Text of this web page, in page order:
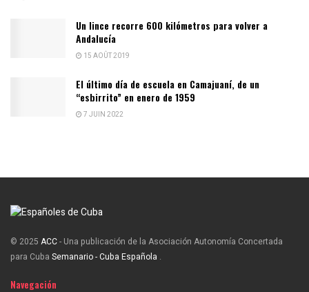
Un lince recorre 600 kilómetros para volver a
Andalucía
15 AOÛT 2019
El último día de escuela en Camajuaní, de un
“esbirrito” en enero de 1959
7 JUIN 2022
© 2025 ACC- Una publicación de la Asociación Autonomía Concertada
para Cuba Semanario - Cuba Española .
Navegación